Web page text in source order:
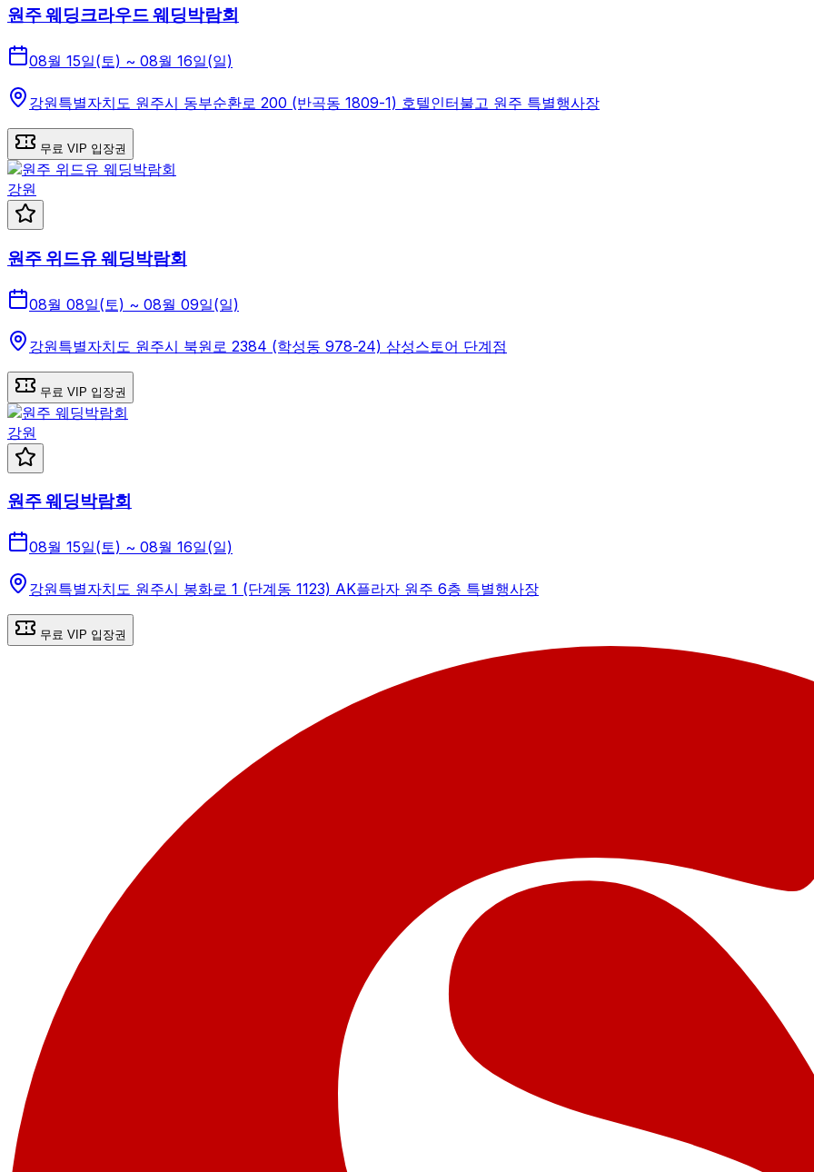
원주 웨딩크라우드 웨딩박람회
08월 15일(토) ~ 08월 16일(일)
강원특별자치도 원주시 동부순환로 200 (반곡동 1809-1) 호텔인터불고 원주 특별행사장
무료 VIP 입장권
강원
원주 위드유 웨딩박람회
08월 08일(토) ~ 08월 09일(일)
강원특별자치도 원주시 북원로 2384 (학성동 978-24) 삼성스토어 단계점
무료 VIP 입장권
강원
원주 웨딩박람회
08월 15일(토) ~ 08월 16일(일)
강원특별자치도 원주시 봉화로 1 (단계동 1123) AK플라자 원주 6층 특별행사장
무료 VIP 입장권